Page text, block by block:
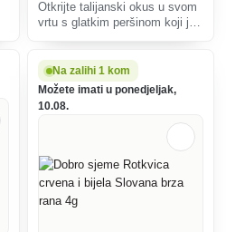
Otkrijte talijanski okus u svom
vrtu s glatkim peršinom koji je
začinjavanje raznih jela.
Na zalihi 1 kom
Možete imati u ponedjeljak,
10.08.